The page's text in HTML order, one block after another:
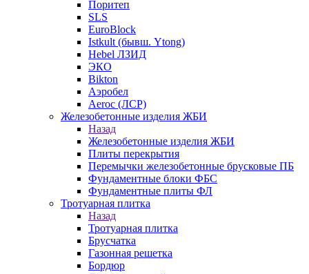
Поритеп
SLS
EuroBlock
Istkult (бывш. Ytong)
Hebel ЛЗИД
ЭКО
Bikton
Аэробел
Aeroc (ЛСР)
Железобетонные изделия ЖБИ
Назад
Железобетонные изделия ЖБИ
Плиты перекрытия
Перемычки железобетонные брусковые ПБ
Фундаментные блоки ФБС
Фундаментные плиты ФЛ
Тротуарная плитка
Назад
Тротуарная плитка
Брусчатка
Газонная решетка
Бордюр